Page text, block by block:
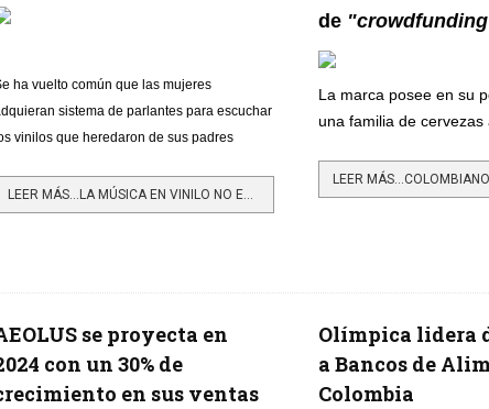
ha vuelto común que las mujeres
sistema de parlantes para escuchar
vinilos que heredaron de sus padres
LEER MÁS…LA MÚSICA EN VINILO NO ES UNA MODA PASAJERA
de
La marca posee en su
una familia de cervezas
se proyecta en
con un 30% de
en sus ventas
Olímpica lidera
a Bancos de
Colombia